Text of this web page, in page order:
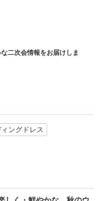
二次会情報をお届けしま
ングドレス